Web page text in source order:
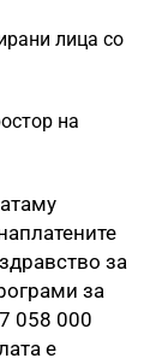
лица со
на
за
за
058 000
е